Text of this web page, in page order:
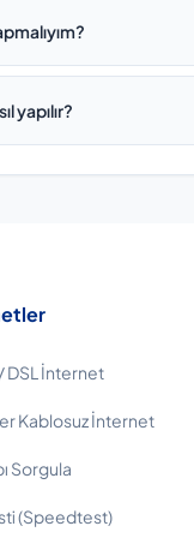
yapılır?
DSL İnternet
Kablosuz İnternet
Sorgula
(Speedtest)